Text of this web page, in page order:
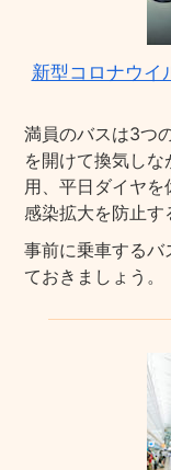
新型コロナウイ
満員のバスは3つ
を開けて換気し
用、平日ダイヤを
感染拡大を防止す
事前に乗車するバ
ておきましょう。